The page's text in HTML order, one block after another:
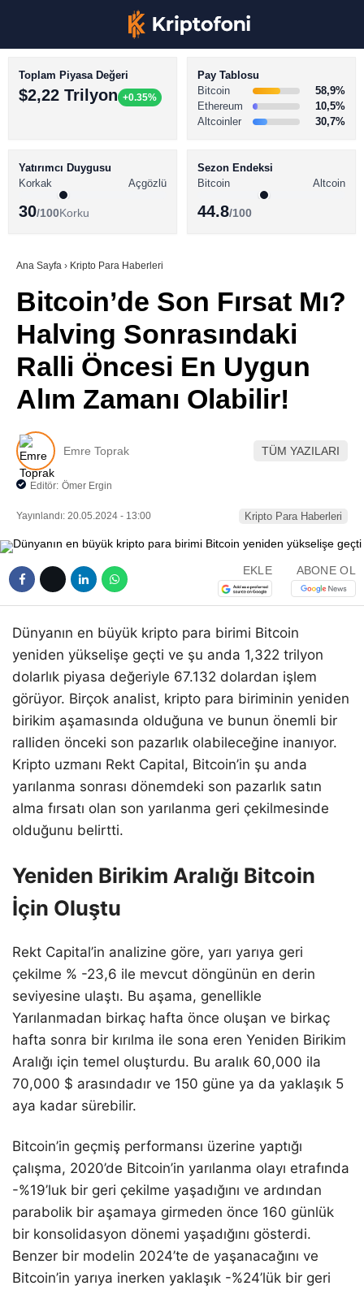
Youtube
TikTok
Pinterest
BİTCOİN HABERLERİ
ALTCOİN HABERLERİ
SÖZLÜK
Toplam Piyasa Değeri
$2,22 Trilyon +0.35%
Pay Tablosu
Bitcoin
58,9%
Ethereum
10,5%
Altcoinler
30,7%
Yatırımcı Duygusu
Korkak
Açgözlü
30/100Korku
Sezon Endeksi
Bitcoin
Altcoin
44.8/100
Ana Sayfa › Kripto Para Haberleri
Bitcoin’de Son Fırsat Mı?
Halving Sonrasındaki
Ralli Öncesi En Uygun
Alım Zamanı Olabilir!
Emre Toprak TÜM YAZILARI
Editör: Ömer Ergin
Yayınlandı: 20.05.2024 - 13:00 Kripto Para Haberleri
EKLE ABONE OL
Dünyanın en büyük kripto para birimi Bitcoin
yeniden yükselişe geçti ve şu anda 1,322 trilyon
dolarlık piyasa değeriyle 67.132 dolardan işlem
görüyor. Birçok analist, kripto para biriminin yeniden
birikim aşamasında olduğuna ve bunun önemli bir
ralliden önceki son pazarlık olabileceğine inanıyor.
Kripto uzmanı Rekt Capital, Bitcoin’in şu anda
yarılanma sonrası dönemdeki son pazarlık satın
alma fırsatı olan son yarılanma geri çekilmesinde
olduğunu belirtti.
Yeniden Birikim Aralığı Bitcoin
İçin Oluştu
Rekt Capital’in analizine göre, yarı yarıya geri
çekilme % -23,6 ile mevcut döngünün en derin
seviyesine ulaştı. Bu aşama, genellikle
Yarılanmadan birkaç hafta önce oluşan ve birkaç
hafta sonra bir kırılma ile sona eren Yeniden Birikim
Aralığı için temel oluşturdu. Bu aralık 60,000 ila
70,000 $ arasındadır ve 150 güne ya da yaklaşık 5
aya kadar sürebilir.
Bitcoin’in geçmiş performansı üzerine yaptığı
çalışma, 2020’de Bitcoin’in yarılanma olayı etrafında
-%19’luk bir geri çekilme yaşadığını ve ardından
parabolik bir aşamaya girmeden önce 160 günlük
bir konsolidasyon dönemi yaşadığını gösterdi.
Benzer bir modelin 2024’te de yaşanacağını ve
Bitcoin’in yarıya inerken yaklaşık -%24’lük bir geri